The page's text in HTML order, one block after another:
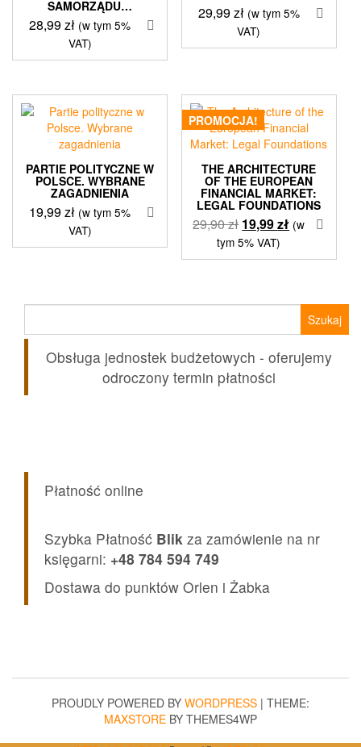
SAMORZĄDU…
28,99zł (w tym 5%
VAT)
29,99zł (w tym 5%
VAT)
PARTIE POLITYCZNE W
POLSCE. WYBRANE
ZAGADNIENIA
19,99zł (w tym 5%
VAT)
PROMOCJA!
THE ARCHITECTURE
OF THE EUROPEAN
FINANCIAL MARKET:
LEGAL FOUNDATIONS
29,90zł Pierwotna
cena
wynosiła:
19,99złAktualna
wynosi:
(w
tym 5% VAT)
Obsługa jednostek budżetowych - oferujemy
odroczony termin płatności
Płatność online
Szybka Płatność Blik za zamówienie na nr
księgarni: +48 784 594 749
Dostawa do punktów Orlen i Żabka
PROUDLY POWERED BY WORDPRESS | THEME:
MAXSTORE BY THEMES4WP